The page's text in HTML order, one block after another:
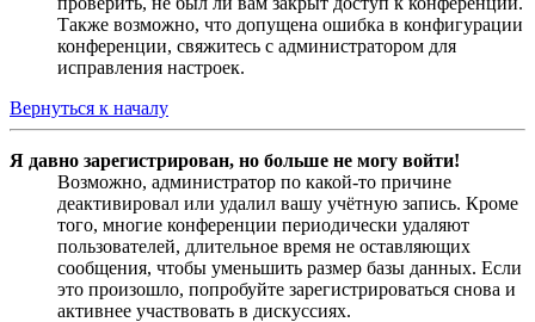
Также возможно, что допущена ошибка в конфигурации
конференции, свяжитесь с администратором для
исправления настроек.
Вернуться к началу
Я давно зарегистрирован, но больше не могу войти!
Возможно, администратор по какой-то причине
деактивировал или удалил вашу учётную запись. Кроме
того, многие конференции периодически удаляют
пользователей, длительное время не оставляющих
сообщения, чтобы уменьшить размер базы данных. Если
это произошло, попробуйте зарегистрироваться снова и
активнее участвовать в дискуссиях.